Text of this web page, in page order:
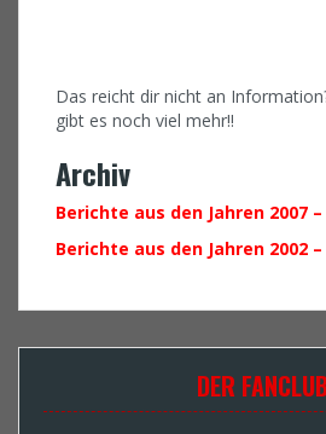
Das reicht dir nicht an
gibt es noch viel mehr!!
Archiv
Berichte aus den Jahren 2007 –
Berichte aus den Jahren 2002 –
DER